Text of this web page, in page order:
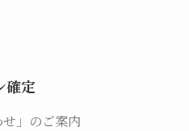
確定
せ」のご案内